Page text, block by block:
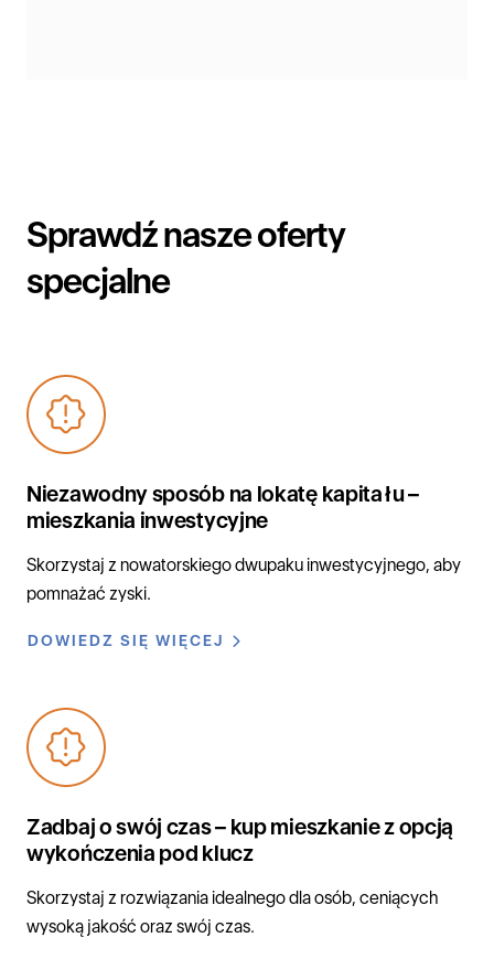
Sprawdź nasze oferty
specjalne
Niezawodny sposób na lokatę kapitału –
mieszkania inwestycyjne
Skorzystaj z nowatorskiego dwupaku inwestycyjnego, aby
pomnażać zyski.
DOWIEDZ SIĘ WIĘCEJ
Zadbaj o swój czas – kup mieszkanie z opcją
wykończenia pod klucz
Skorzystaj z rozwiązania idealnego dla osób, ceniących
wysoką jakość oraz swój czas.